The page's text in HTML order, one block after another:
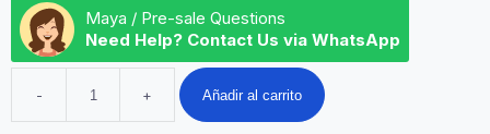
Maya / Pre-sale Questions
Need Help? Contact Us via WhatsApp
-
Present-
line
+ Añadir al carrito